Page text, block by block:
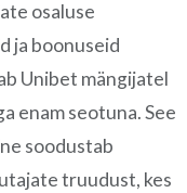
osaluse
ja boonuseid
Unibet mängijatel
enam seotuna. See
soodustab
truudust, kes